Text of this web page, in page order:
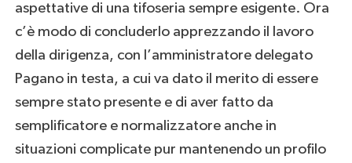
aspettative di una tifoseria sempre esigente. Ora
c’è modo di concluderlo apprezzando il lavoro
della dirigenza, con l’amministratore delegato
Pagano in testa, a cui va dato il merito di essere
sempre stato presente e di aver fatto da
semplificatore e normalizzatore anche in
situazioni complicate pur mantenendo un profilo